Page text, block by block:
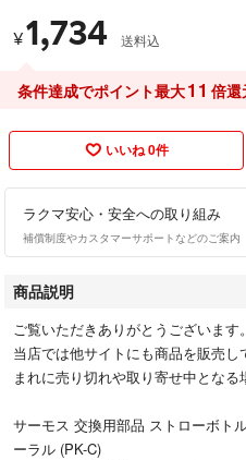
¥1,734 送料込
条件達成でポイント最大11 倍還
いいね 0件
ラクマ安心・安全への取り組み
補償制度やカスタマーサポートなどのご案内
商品説明
ご覧いただきありがとうございます。
当店では他サイトにも商品を販売し
まれに売り切れや取り寄せ中となる
サーモス 交換用部品 ストローボト
ーラル (PK-C)